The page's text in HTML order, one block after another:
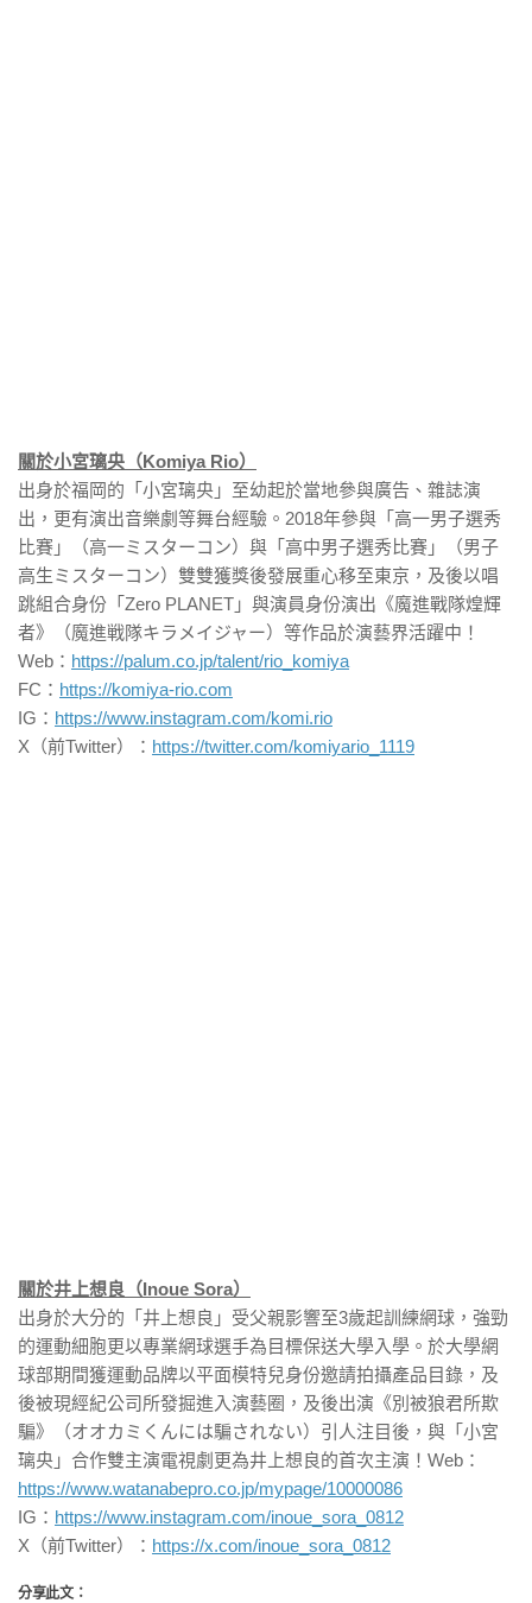
關於小宮璃央（Komiya Rio）
出身於福岡的「小宮璃央」至幼起於當地參與廣告、雜誌演
出，更有演出音樂劇等舞台經驗。2018年參與「高一男子選秀
比賽」（高一ミスターコン）與「高中男子選秀比賽」（男子
高生ミスターコン）雙雙獲獎後發展重心移至東京，及後以唱
跳組合身份「Zero PLANET」與演員身份演出《魔進戰隊煌輝
者》（魔進戦隊キラメイジャー）等作品於演藝界活躍中！
Web： https://palum.co.jp/talent/rio_komiya
FC： https://komiya-rio.com
IG： https://www.instagram.com/komi.rio
X（前Twitter）： https://twitter.com/komiyario_1119
關於井上想良（Inoue Sora）
出身於大分的「井上想良」受父親影響至3歲起訓練網球，強勁
的運動細胞更以專業網球選手為目標保送大學入學。於大學網
球部期間獲運動品牌以平面模特兒身份邀請拍攝產品目錄，及
後被現經紀公司所發掘進入演藝圈，及後出演《別被狼君所欺
騙》（オオカミくんには騙されない）引人注目後，與「小宮
璃央」合作雙主演電視劇更為井上想良的首次主演！Web：
https://www.watanabepro.co.jp/mypage/10000086
IG： https://www.instagram.com/inoue_sora_0812
X（前Twitter）： https://x.com/inoue_sora_0812
分享此文：